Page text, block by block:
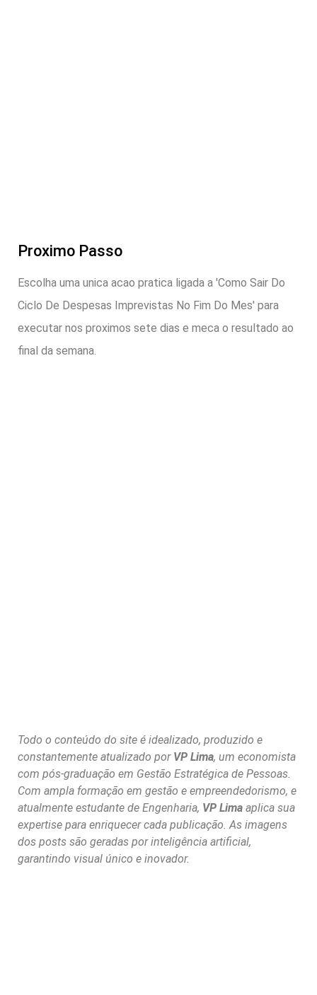
Proximo Passo
Escolha uma unica acao pratica ligada a 'Como Sair Do
Ciclo De Despesas Imprevistas No Fim Do Mes' para
executar nos proximos sete dias e meca o resultado ao
final da semana.
Todo o conteúdo do site é idealizado, produzido e
constantemente atualizado por VP Lima, um economista
com pós-graduação em Gestão Estratégica de Pessoas.
Com ampla formação em gestão e empreendedorismo, e
atualmente estudante de Engenharia, VP Lima aplica sua
expertise para enriquecer cada publicação. As imagens
dos posts são geradas por inteligência artificial,
garantindo visual único e inovador.